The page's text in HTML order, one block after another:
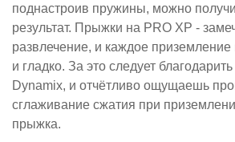
поднастроив пружины, можно
результат. Прыжки на PRO XP -
развлечение, и каждое приземление
и гладко. За это следует
Dynamix, и отчётливо ощущаешь
сглаживание сжатия при
прыжка.